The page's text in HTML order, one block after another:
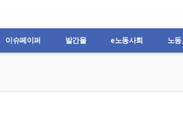
이슈페이퍼 발간물 e노동사회 노